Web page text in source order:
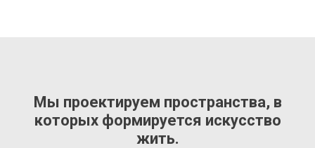
Мы проектируем пространства, в
которых формируется искусство
жить.